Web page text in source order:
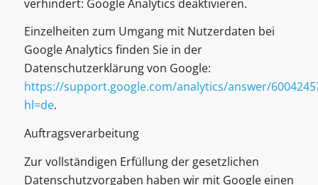
verhindert: Google Analytics deaktivieren.
Einzelheiten zum Umgang mit Nutzerdaten bei
Google Analytics finden Sie in der
Datenschutzerklärung von Google:
https://support.google.com/analytics/answer/
hl=de.
Auftragsverarbeitung
Zur vollständigen Erfüllung der gesetzlichen
Datenschutzvorgaben haben wir mit Google einen